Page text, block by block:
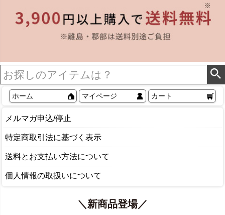
ホーム マイページ カート
メルマガ申込/停止
特定商取引法に基づく表示
送料とお支払い方法について
個人情報の取扱いについて
＼新商品登場／